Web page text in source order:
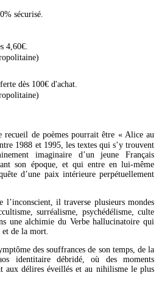
sécurisé.
4,60€.
dès 100€ d'achat.
recueil de poèmes pourrait être « Alice au
1988 et 1995, les textes qui s’y trouvent
imaginaire d’un jeune Français
son époque, et qui entre en lui-même
d’une paix intérieure perpétuellement
l’inconscient, il traverse plusieurs mondes
surréalisme, psychédélisme, culte
une alchimie du Verbe hallucinatoire qui
de la mort.
des souffrances de son temps, de la
identitaire débridé, où des moments
aux délires éveillés et au nihilisme le plus